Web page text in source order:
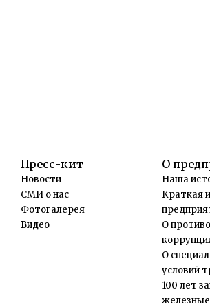
Пресс-кит
Новости
СМИ о нас
Фотогалерея
Видео
О
Наша
Краткая
О
О
условий
100 лет
железные